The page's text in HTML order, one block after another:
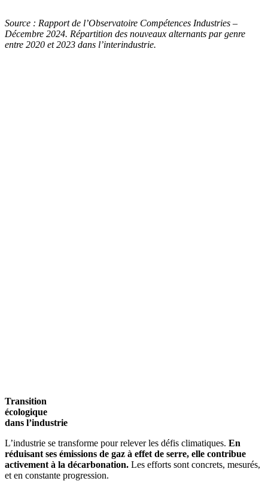
Source : Rapport de l’Observatoire Compétences Industries –
Décembre 2024. Répartition des nouveaux alternants par genre
entre 2020 et 2023 dans l’interindustrie.
Transition
écologique
dans l’industrie
L’industrie se transforme pour relever les défis climatiques. En
réduisant ses émissions de gaz à effet de serre, elle contribue
activement à la décarbonation. Les efforts sont concrets, mesurés,
et en constante progression.